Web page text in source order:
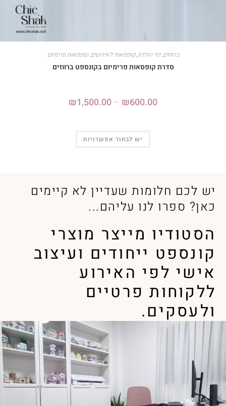
ברווזים,ימי הולדת,קופסאות לאירועים,קופסאות פרימיום
סדרת קופסאות פרימיום בקונספט ברווזים
₪600.00
–
₪1,500.00
יש לבחור אפשרויות
יש לכם חלומות שעדיין לא קיימים
כאן? ספרו לנו עליהם...
הסטודיו מייצר מוצרי
קונספט ייחודים ועיצוב
אישי לפי האירוע
ללקוחות פרטיים
ולעסקים.